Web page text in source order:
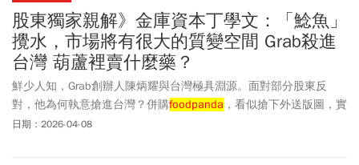
股東獨家親解》金庫資本丁學文：「鯰魚」
攪水，市場將有很大的質變空間 Grab殺進
台灣 葫蘆裡賣什麼藥？
鮮少人知，Grab創辦人陳炳耀與台灣極具淵源。面對部分股東反
對，他為何執意搶進台灣？併購foodpanda ，看似搶下外送版圖，實
則為「超級APP」鋪路。當整合者來勢洶洶，已有叫車業者表態靠
日期：2026-04-08